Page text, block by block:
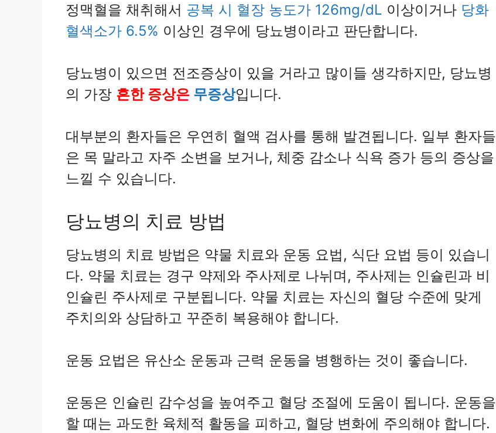
정맥혈을 채취해서 공복 시 혈장 농도가 126mg/dL 이상이거나 당화
혈색소가 6.5% 이상인 경우에 당뇨병이라고 판단합니다.
당뇨병이 있으면 전조증상이 있을 거라고 많이들 생각하지만, 당뇨병
의 가장 흔한 증상은 무증상입니다.
대부분의 환자들은 우연히 혈액 검사를 통해 발견됩니다. 일부 환자들
은 목 말라고 자주 소변을 보거나, 체중 감소나 식욕 증가 등의 증상을
느낄 수 있습니다.
당뇨병의 치료 방법
당뇨병의 치료 방법은 약물 치료와 운동 요법, 식단 요법 등이 있습니
다. 약물 치료는 경구 약제와 주사제로 나뉘며, 주사제는 인슐린과 비
인슐린 주사제로 구분됩니다. 약물 치료는 자신의 혈당 수준에 맞게
주치의와 상담하고 꾸준히 복용해야 합니다.
운동 요법은 유산소 운동과 근력 운동을 병행하는 것이 좋습니다.
운동은 인슐린 감수성을 높여주고 혈당 조절에 도움이 됩니다. 운동을
할 때는 과도한 육체적 활동을 피하고, 혈당 변화에 주의해야 합니다.